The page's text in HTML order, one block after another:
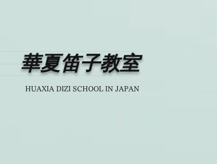
華夏笛子教室
HUAXIA DIZI SCHOOL IN JAPAN